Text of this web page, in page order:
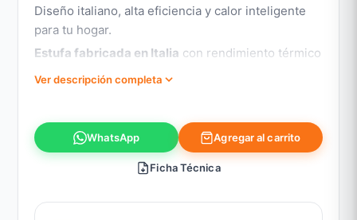
Diseño italiano, alta eficiencia y calor inteligente
para tu hogar.
Estufa fabricada en Italia con rendimiento térmico
de
86% nominal / 91% reducida
secundaria
optimiza la combustión, entregando
Control inteligente:
pantalla táctil digital, control
remoto inalámbrico incluido y WiFi opcional para
manejar desde tu smartphone. Incluye
Características principales:
Ver descripción completa
WhatsApp Agregar al carrito
Ficha Técnica